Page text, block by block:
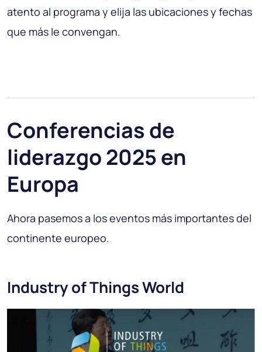
atento al programa y elija las ubicaciones y fechas
que más le convengan.
Conferencias de
liderazgo 2025 en
Europa
Ahora pasemos a los eventos más importantes del
continente europeo.
Industry of Things World